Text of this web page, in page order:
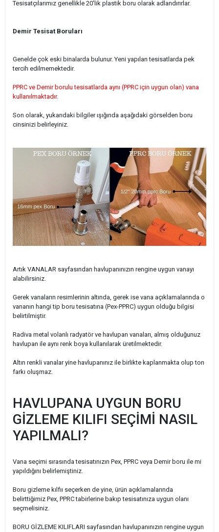
Tesisatçılarımız genellikle 20'lik plastik boru olarak adlandırırlar.
Demir Tesisat Boruları
Genelde çok eski binalarda bulunur. Yeni yapılan tesisatlarda pek
tercih edilmemektedir.
PPRC ve Demir borulu tesisatlarda aynı (PPRC için uygun olan) vana
kullanılmaktadır.
Son olarak, yukarıdaki bilgiler ışığında aşağıdaki görselden boru
cinsinizi belirleyiniz.
Artık VANALAR sayfasından havlupanınızın rengine uygun vanayı
alabilirsiniz.
Gerek vanaların resimlerinin altında, gerek ise vana açıklamalarında o
vananın hangi tip boru tesisatına (Pex-PPRC) uygun olduğu bilgisi
belirtilmiştir.
Radiva metal volanlı radyatör ve havlupan vanaları, almış olduğunuz
havlupan ile aynı renk boya kullanılarak üretilmektedir.
Altın renkli vanalar yine havlupanınız ile birlikte kaplanmakta olup ton
farkı oluşmaz.
HAVLUPANA UYGUN BORU
GİZLEME KILIFI SEÇİMİ NASIL
YAPILMALI?
Vana seçimi sırasında tesisatınızın Pex, PPRC veya Demir boru ile mi
yapıldığını belirlemiştiniz.
Boru gizleme kılfıı seçerken de yine, ürün açıklamalarında
belirttiğimiz Pex, PPRC tabirlerine bakıp tesisatınıza uygun olanı
seçmelisiniz.
BORU GİZLEME KILIFLARI sayfasından havlupanınızın rengine uygun